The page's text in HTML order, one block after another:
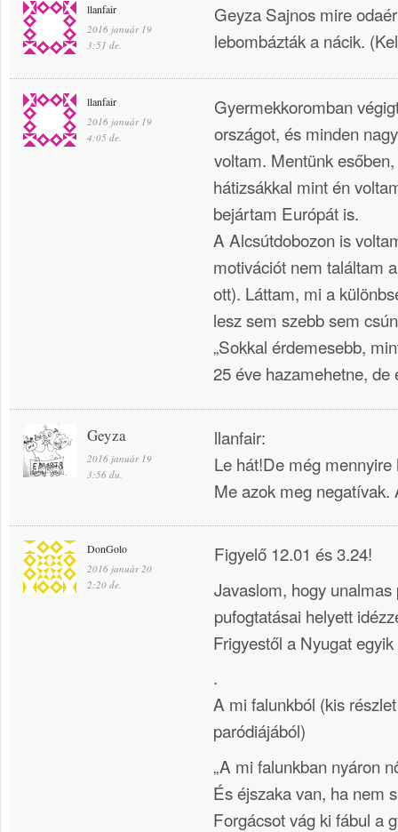
llanfair
2016 január 19
3:51 de.
Geyza Sajnos mire
lebombázták a nácik.
llanfair
2016 január 19
4:05 de.
Gyermekkoromban
országot, és minden
voltam. Mentünk
hátizsákkal mint én
bejártam Európát is.
A Alcsútdobozon is
motivációt nem találtam
ott). Láttam, mi a
lesz sem szebb sem
„Sokkal érdemesebb,
25 éve hazamehetne, de
Geyza
2016 január 19
3:56 du.
llanfair:
Le hát!De még mennyire
Me azok meg negatívak.
DonGolo
2016 január 20
2:20 de.
Figyelő 12.01 és 3.24!
Javaslom, hogy unalmas
pufogtatásai helyett
Frigyestől a Nyugat
.
A mi falunkból (kis
paródiájából)
„A mi falunkban nyáron
És éjszaka van, ha nem
Forgácsot vág ki fábul a